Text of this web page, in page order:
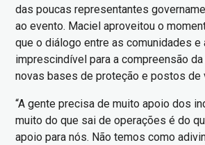
das poucas representantes
ao evento. Maciel aproveitou o
que o diálogo entre as comunidades
imprescindível para a compreensão
novas bases de proteção e postos de
“A gente precisa de muito apoio dos
muito do que sai de operações é do
apoio para nós. Não temos como